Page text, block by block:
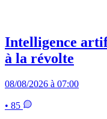
Intelligence
à la révolte
08/08/2026 à 07:00
• 85